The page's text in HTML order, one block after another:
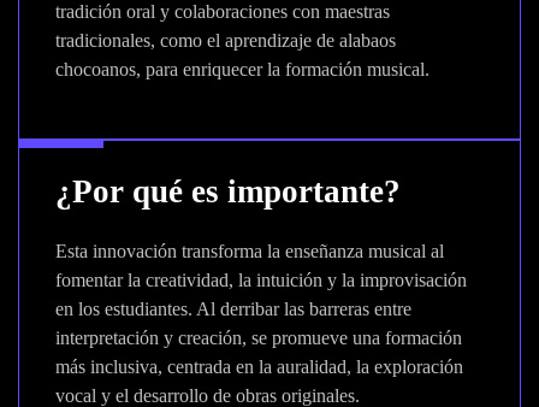
tradición oral y colaboraciones con maestras
tradicionales, como el aprendizaje de alabaos
chocoanos, para enriquecer la formación musical.
¿Por qué es importante?
Esta innovación transforma la enseñanza musical al
fomentar la creatividad, la intuición y la improvisación
en los estudiantes. Al derribar las barreras entre
interpretación y creación, se promueve una formación
más inclusiva, centrada en la auralidad, la exploración
vocal y el desarrollo de obras originales.